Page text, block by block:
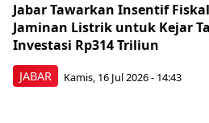
JABAR
Jabar Tawarkan Insentif
Jaminan Listrik untuk Kejar
Investasi Rp314 Triliun
Kamis, 16 Jul 2026 - 14:43